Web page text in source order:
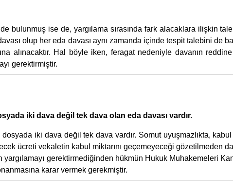
ise de, yargılama sırasında fark alacaklara ilişkin
olup her eda davası aynı zamanda içinde tespit talebini de
alınacaktır. Hal böyle iken, feragat nedeniyle davanın
gerektirmiştir.
iki dava değil tek dava olan eda davası vardır.
iki dava değil tek dava vardır. Somut uyuşmazlıkta,
ücreti vekaletin kabul miktarını geçemeyeceği gözetilmeden
gerektirmediğinden hükmün Hukuk Muhakemeleri
karar vermek gerekmiştir.